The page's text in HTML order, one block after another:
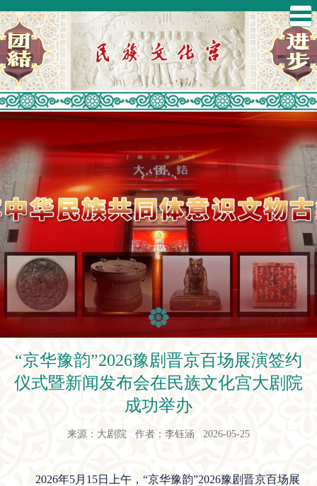
“京华豫韵”2026豫剧晋京百场展演签约
仪式暨新闻发布会在民族文化宫大剧院
成功举办
来源：大剧院 作者：李钰涵 2026-05-25
2026年5月15日上午，“京华豫韵”2026豫剧晋京百场展